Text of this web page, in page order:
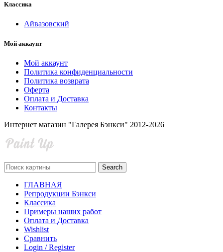
Классика
Айвазовский
Мой аккаунт
Мой аккаунт
Политика конфиденциальности
Политика возврата
Оферта
Оплата и Доставка
Контакты
Интернет магазин "Галерея Бэнкси" 2012-2026
Search
ГЛАВНАЯ
Репродукции Бэнкси
Классика
Примеры наших работ
Оплата и Доставка
Wishlist
Сравнить
Login / Register